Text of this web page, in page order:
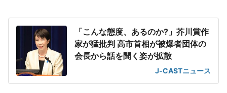
「こんな態度、あるのか?」芥川賞作
家が猛批判 高市首相が被爆者団体の
会長から話を聞く姿が拡散
J-CASTニュース